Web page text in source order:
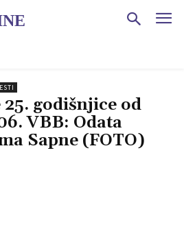
godišnjice od
VBB: Odata
Sapne (FOTO)